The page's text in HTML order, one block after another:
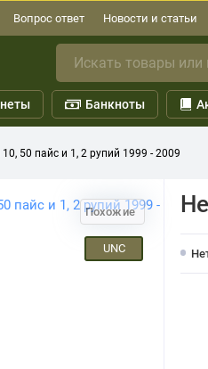
Вопрос ответ Новости и статьи
Банкноты
50 пайс и 1, 2 рупий 1999 - 2009
Похожие
UNC